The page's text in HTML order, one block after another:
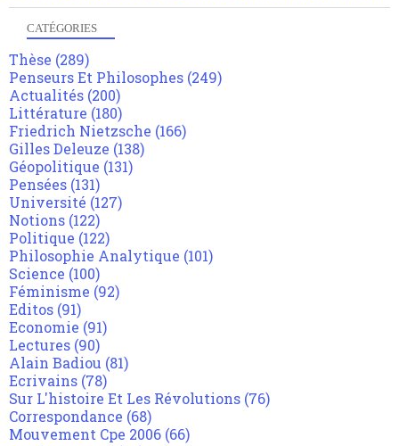
CATÉGORIES
Thèse (289)
Penseurs Et Philosophes (249)
Actualités (200)
Littérature (180)
Friedrich Nietzsche (166)
Gilles Deleuze (138)
Géopolitique (131)
Pensées (131)
Université (127)
Notions (122)
Politique (122)
Philosophie Analytique (101)
Science (100)
Féminisme (92)
Editos (91)
Economie (91)
Lectures (90)
Alain Badiou (81)
Ecrivains (78)
Sur L'histoire Et Les Révolutions (76)
Correspondance (68)
Mouvement Cpe 2006 (66)